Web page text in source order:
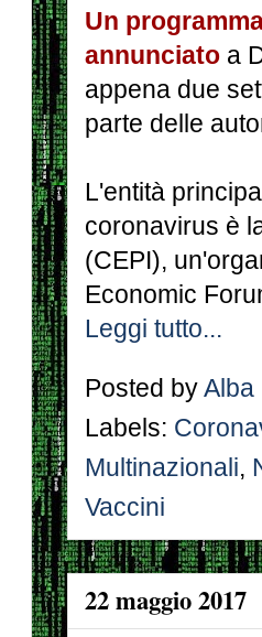
Un
annunciato a
appena due
parte delle
L'entità
coronavirus è
(CEPI),
Economic
Leggi tutto...
Posted by Alba
Labels:
Multinazionali,
Vaccini
22 maggio 2017